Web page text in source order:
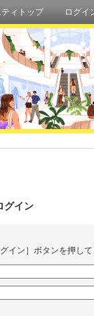
ティトップ ログイ
グイン
イン］ボタンを押して